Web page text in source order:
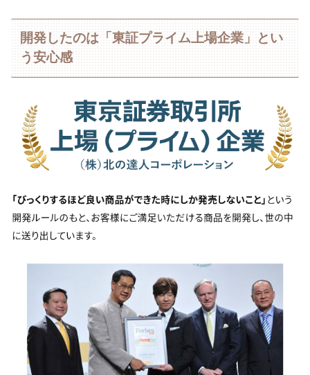
開発したのは「東証プライム上場企業」とい
う安心感